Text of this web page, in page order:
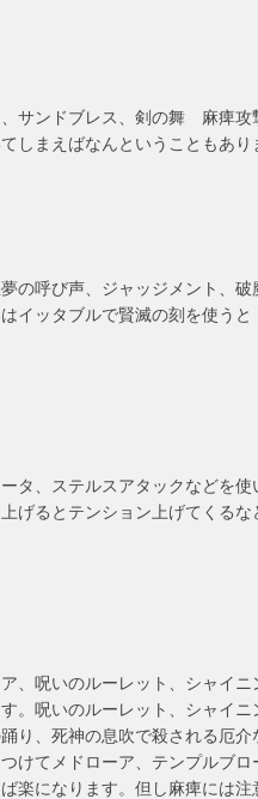
サンドブレス、剣の舞 麻痺攻
しまえばなんということもあり
の呼び声、ジャッジメント、
イッタブルで賢滅の刻を使うと
タ、ステルスアタックなどを使
げるとテンション上げてくる
、呪いのルーレット、シャイニ
。呪いのルーレット、シャイニ
り、死神の息吹で殺される厄介
けてメドローア、テンプルブロ
楽になります。但し麻痺には注